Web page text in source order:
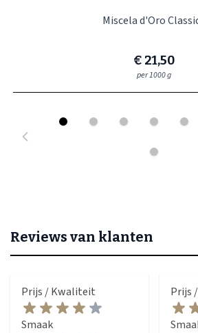
Miscela d'Oro
€ 21,50
per 1000 g
Reviews van klanten
Prijs / Kwaliteit
Smaak
Prijs